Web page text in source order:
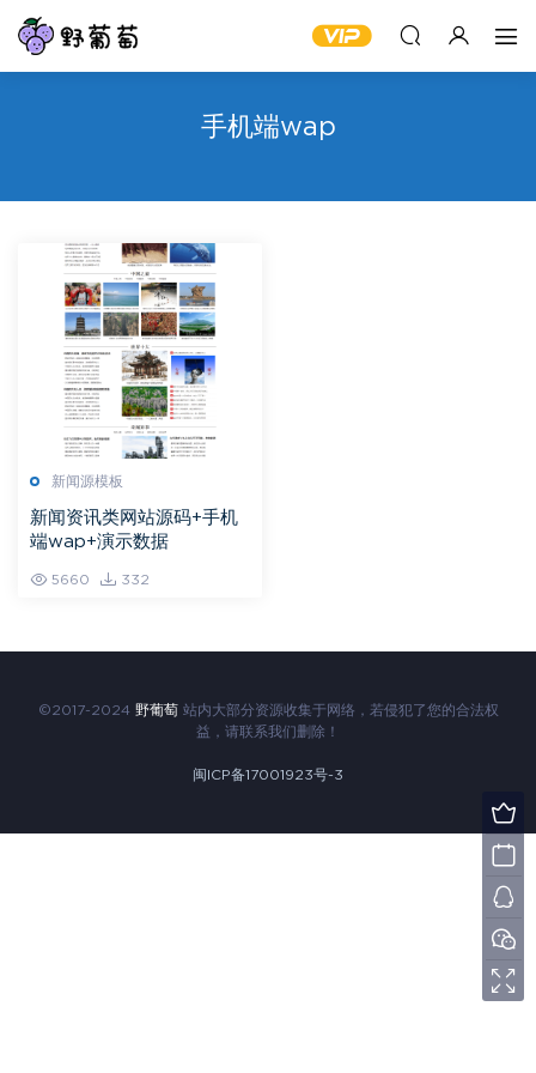
手机端wap
新闻源模板
新闻资讯类网站源码+手机
端wap+演示数据
5660 332
©2017-2024 野葡萄站内大部分资源收集于网络，若侵犯了您的合法权
益，请联系我们删除！
闽ICP备17001923号-3